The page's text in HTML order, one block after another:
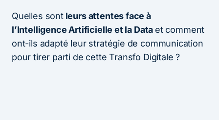
Quelles sontleurs attentes face à
l’Intelligence Artificielle et la Data et comment
ont-ils adapté leur stratégie de communication
pour tirer parti de cette Transfo Digitale ?